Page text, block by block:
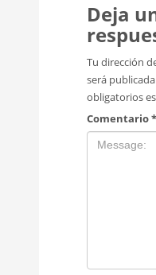
Deja
Tu dirección
será
obligatorios
Comentario*